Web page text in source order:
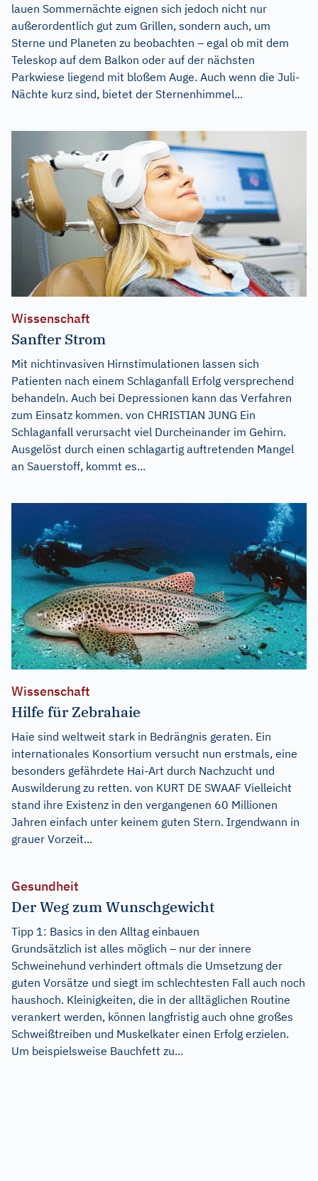
lauen Sommernächte eignen sich jedoch nicht nur
außerordentlich gut zum Grillen, sondern auch, um
Sterne und Planeten zu beobachten – egal ob mit dem
Teleskop auf dem Balkon oder auf der nächsten
Parkwiese liegend mit bloßem Auge. Auch wenn die Juli-
Nächte kurz sind, bietet der Sternenhimmel...
Wissenschaft
Sanfter Strom
Mit nichtinvasiven Hirnstimulationen lassen sich
Patienten nach einem Schlaganfall Erfolg versprechend
behandeln. Auch bei Depressionen kann das Verfahren
zum Einsatz kommen. von CHRISTIAN JUNG Ein
Schlaganfall verursacht viel Durcheinander im Gehirn.
Ausgelöst durch einen schlagartig auftretenden Mangel
an Sauerstoff, kommt es...
Wissenschaft
Hilfe für Zebrahaie
Haie sind weltweit stark in Bedrängnis geraten. Ein
internationales Konsortium versucht nun erstmals, eine
besonders gefährdete Hai-Art durch Nachzucht und
Auswilderung zu retten. von KURT DE SWAAF Vielleicht
stand ihre Existenz in den vergangenen 60 Millionen
Jahren einfach unter keinem guten Stern. Irgendwann in
grauer Vorzeit...
Gesundheit
Der Weg zum Wunschgewicht
Tipp 1: Basics in den Alltag einbauen
Grundsätzlich ist alles möglich – nur der innere
Schweinehund verhindert oftmals die Umsetzung der
guten Vorsätze und siegt im schlechtesten Fall auch noch
haushoch. Kleinigkeiten, die in der alltäglichen Routine
verankert werden, können langfristig auch ohne großes
Schweißtreiben und Muskelkater einen Erfolg erzielen.
Um beispielsweise Bauchfett zu...